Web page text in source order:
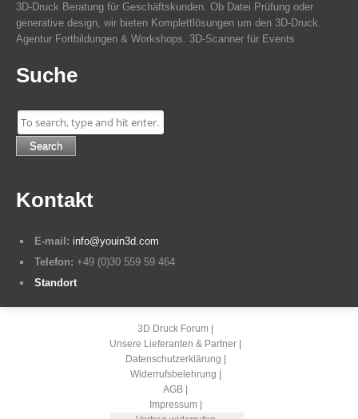
3D-Druck Beratung für Geschäftskunden. Ob Datei Prüfung oder
generative design, wir bieten Komplettlösungen um den 3D-Druck.
Agentur Fortbildungen & Workshops. 3D-Scanner für Events
Suche
Search
Kontakt
E-mail: info@youin3d.com
Telefon: +49 (0)30 559 59 464
Standort
3D Druck Forum
Unsere Lieferanten & Partner
Datenschutzerklärung
Widerrufsbelehrung
AGB
Impressum